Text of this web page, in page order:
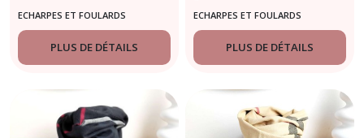
Pied de poule / coq
ECHARPES ET FOULARDS
PLUS DE DÉTAILS
ECHARPES ET FOULARDS
PLUS DE DÉTAILS